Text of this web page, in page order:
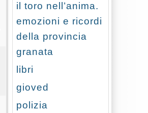
il toro nell’anima.
emozioni e ricordi
della provincia
granata
libri
gioved
polizia